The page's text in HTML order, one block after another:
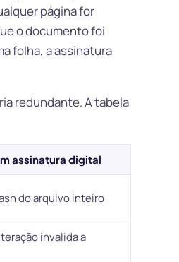
página for
o documento foi
folha, a assinatura
redundante. A tabela
assinatura digital
do arquivo inteiro
invalida a